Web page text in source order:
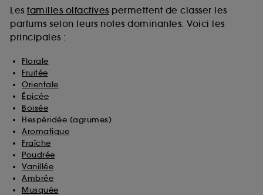
Les familles olfactives permettent de classer les
parfums selon leurs notes dominantes. Voici les
principales :
Florale
Fruitée
Orientale
Épicée
Boisée
Hespéridée (agrumes)
Aromatique
Fraîche
Poudrée
Vanillée
Ambrée
Musquée
sur "continuer sans accepter". Voous pouvez à tout
moment choisir de retirer votrte consentement. Si vous
souhaitez obtenir plus d'information sur les cookies
utilisés, cliquez